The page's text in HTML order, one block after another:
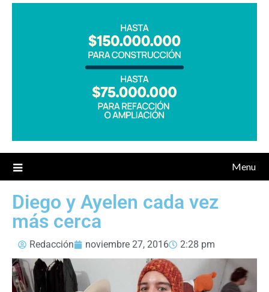
Menu
Diego y Ayelen cada vez
más cerca
Redacción noviembre 27, 2016 2:28 pm